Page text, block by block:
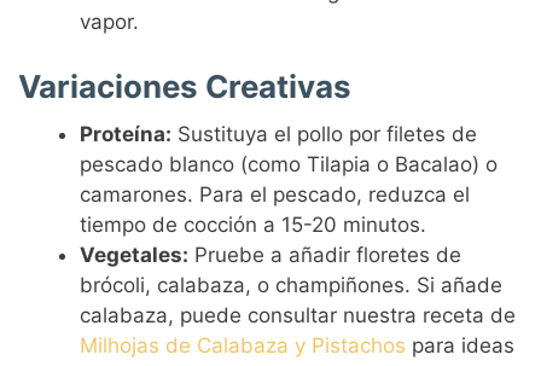
vapor.
Variaciones Creativas
Proteína: Sustituya el pollo por filetes de
pescado blanco (como Tilapia o Bacalao) o
camarones. Para el pescado, reduzca el
tiempo de cocción a 15-20 minutos.
Vegetales: Pruebe a añadir floretes de
brócoli, calabaza, o champiñones. Si añade
calabaza, puede consultar nuestra receta de
Milhojas de Calabaza y Pistachos para ideas